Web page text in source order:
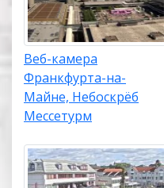
Веб-камера
Франкфурта-на-
Майне, Небоскрёб
Мессетурм